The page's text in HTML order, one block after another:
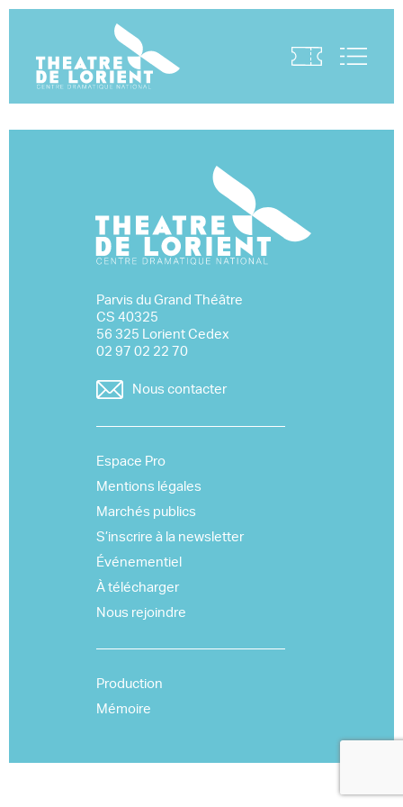
Visite virtuelle
Parvis du Grand Théâtre
CS 40325
56 325 Lorient Cedex
02 97 02 22 70
Nous contacter
Espace Pro
Mentions légales
Marchés publics
S’inscrire à la newsletter
Événementiel
À télécharger
Nous rejoindre
Production
Mémoire